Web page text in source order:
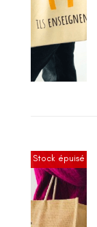
Stock épuisé